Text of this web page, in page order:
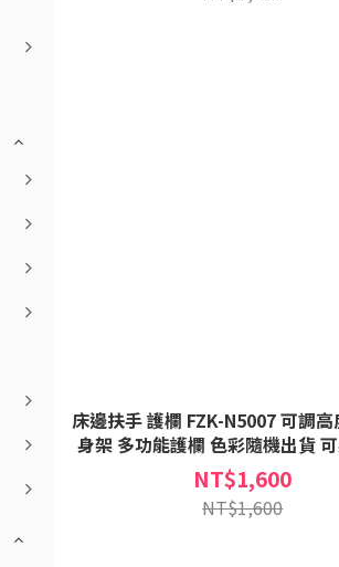
床邊扶手 護欄 FZK-N5007 可調
身架 多功能護欄 色彩隨機出貨
FZKN5007
NT$1,600
NT$1,600